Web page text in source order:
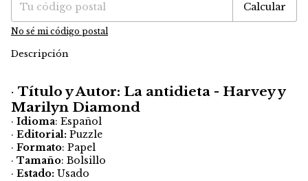
Calcular
No sé mi código postal
Descripción
· Título y Autor: La antidieta - Harvey y
Marilyn Diamond
· Idioma: Español
· Editorial: Puzzle
· Formato: Papel
· Tamaño: Bolsillo
· Estado: Usado